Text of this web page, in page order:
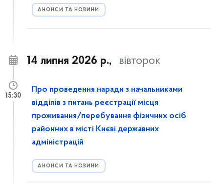
АНОНСИ ТА НОВИНИ
14 липня 2026 р., вівторок
Про проведення наради з начальниками
відділів з питань реєстрації місця
проживання/перебування фізичних осіб
районних в місті Києві державних
адміністрацій
АНОНСИ ТА НОВИНИ
15:30